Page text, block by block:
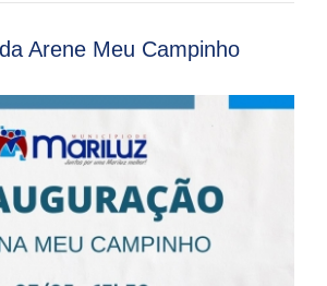
Arene Meu Campinho